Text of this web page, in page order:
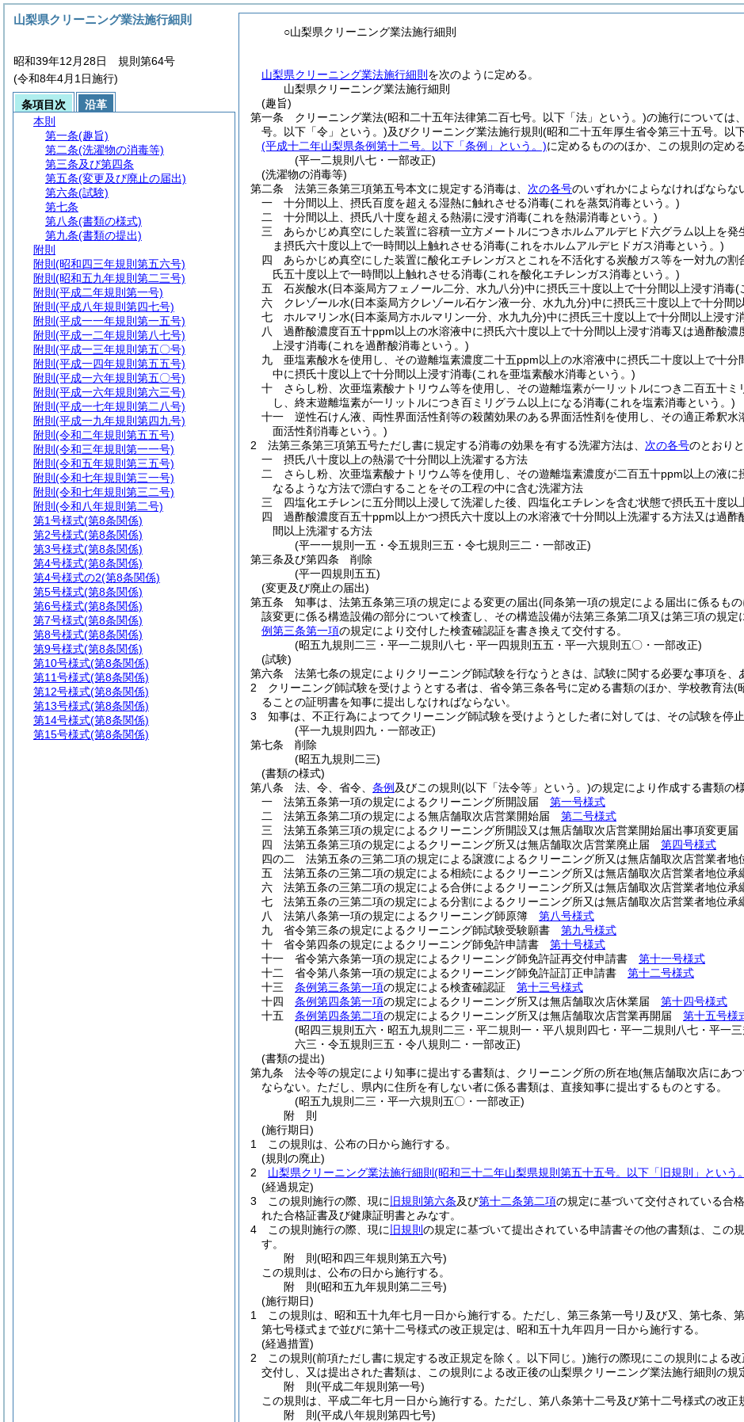
○山梨県クリーニング業法施行細則
山梨県クリーニング業法施行細則 を次のように定める。
山梨県クリーニング業法施行細則
(趣旨)
第一条
クリーニング業法(昭和二十五年法律第二百七号。以下「法」という。)の施行については
号。以下「令」という。)及びクリーニング業法施行規則 (昭和二十五年厚生省令第三十五号。以
(平成十二年山梨県条例第十二号。以下「条例」という。)に定めるもののほか、この規則の定め
(平一二規則八七・一部改正)
(洗濯物の消毒等)
第二条
法第三条第三項第五号本文に規定する消毒は、 次の各号のいずれかによらなければならな
一
十分間以上、摂氏百度を超える湿熱に触れさせる消毒(これを蒸気消毒という。)
二
十分間以上、摂氏八十度を超える熱湯に浸す消毒(これを熱湯消毒という。)
三
あらかじめ真空にした装置に容積一立方メートルにつきホルムアルデヒド六グラム以上を
ま摂氏六十度以上で一時間以上触れさせる消毒(これをホルムアルデヒドガス消毒という。)
四
あらかじめ真空にした装置に酸化エチレンガスとこれを不活化する炭酸ガス等を一対九の
氏五十度以上で一時間以上触れさせる消毒(これを酸化エチレンガス消毒という。)
五
石炭酸水(日本薬局方フェノール二分、水九八分)中に摂氏三十度以上で十分間以上浸す消毒(
六
クレゾール水(日本薬局方クレゾール石ケン液一分、水九九分)中に摂氏三十度以上で十分間
七
ホルマリン水(日本薬局方ホルマリン一分、水九九分)中に摂氏三十度以上で十分間以上浸す
八
過酢酸濃度百五十ppm以上の水溶液中に摂氏六十度以上で十分間以上浸す消毒又は過酢酸
上浸す消毒(これを過酢酸消毒という。)
九
亜塩素酸水を使用し、その遊離塩素濃度二十五ppm以上の水溶液中に摂氏二十度以上で十
中に摂氏十度以上で十分間以上浸す消毒(これを亜塩素酸水消毒という。)
十
さらし粉、次亜塩素酸ナトリウム等を使用し、その遊離塩素が一リットルにつき二百五十
し、終末遊離塩素が一リットルにつき百ミリグラム以上になる消毒(これを塩素消毒という。)
十一
逆性石けん液、両性界面活性剤等の殺菌効果のある界面活性剤を使用し、その適正希釈
面活性剤消毒という。)
2
法第三条第三項第五号ただし書に規定する消毒の効果を有する洗濯方法は、 次の各号のとおりと
一
摂氏八十度以上の熱湯で十分間以上洗濯する方法
二
さらし粉、次亜塩素酸ナトリウム等を使用し、その遊離塩素濃度が二百五十ppm以上の液
なるような方法で漂白することをその工程の中に含む洗濯方法
三
四塩化エチレンに五分間以上浸して洗濯した後、四塩化エチレンを含む状態で摂氏五十度
四
過酢酸濃度百五十ppm以上かつ摂氏六十度以上の水溶液で十分間以上洗濯する方法又は過
間以上洗濯する方法
(平一一規則一五・令五規則三五・令七規則三二・一部改正)
第三条及び第四条
削除
(平一四規則五五)
(変更及び廃止の届出)
第五条
知事は、法第五条第三項の規定による変更の届出(同条第一項の規定による届出に係るも
該変更に係る構造設備の部分について検査し、その構造設備が法第三条第二項又は第三項の規
例第三条第一項の規定により交付した検査確認証を書き換えて交付する。
(昭五九規則二三・平一二規則八七・平一四規則五五・平一六規則五〇・一部改正)
(試験)
第六条
法第七条の規定によりクリーニング師試験を行なうときは、試験に関する必要な事項を、
2
クリーニング師試験を受けようとする者は、省令第三条各号に定める書類のほか、学校教育法(
ることの証明書を知事に提出しなければならない。
3
知事は、不正行為によつてクリーニング師試験を受けようとした者に対しては、その試験を停
(平一九規則四九・一部改正)
第七条
削除
(昭五九規則二三)
(書類の様式)
第八条
法、令、省令、 条例 及びこの規則 (以下「法令等」という。)の規定により作成する書類の
一
法第五条第一項の規定によるクリーニング所開設届 第一号様式
二
法第五条第二項の規定による無店舗取次店営業開始届 第二号様式
三
法第五条第三項の規定によるクリーニング所開設又は無店舗取次店営業開始届出事項変更届
四
法第五条第三項の規定によるクリーニング所又は無店舗取次店営業廃止届 第四号様式
四の二
法第五条の三第二項の規定による譲渡によるクリーニング所又は無店舗取次店営業者
五
法第五条の三第二項の規定による相続によるクリーニング所又は無店舗取次店営業者地位
六
法第五条の三第二項の規定による合併によるクリーニング所又は無店舗取次店営業者地位
七
法第五条の三第二項の規定による分割によるクリーニング所又は無店舗取次店営業者地位
八
法第八条第一項の規定によるクリーニング師原簿 第八号様式
九
省令第三条の規定によるクリーニング師試験受験願書 第九号様式
十
省令第四条の規定によるクリーニング師免許申請書 第十号様式
十一
省令第六条第一項の規定によるクリーニング師免許証再交付申請書 第十一号様式
十二
省令第八条第一項の規定によるクリーニング師免許証訂正申請書 第十二号様式
十三
条例第三条第一項の規定による検査確認証 第十三号様式
十四
条例第四条第一項の規定によるクリーニング所又は無店舗取次店休業届 第十四号様式
十五
条例第四条第二項の規定によるクリーニング所又は無店舗取次店営業再開届 第十五号様
(昭四三規則五六・昭五九規則二三・平二規則一・平八規則四七・平一二規則八七・平一
六三・令五規則三五・令八規則二・一部改正)
(書類の提出)
第九条
法令等の規定により知事に提出する書類は、クリーニング所の所在地(無店舗取次店にあ
ならない。 ただし、県内に住所を有しない者に係る書類は、直接知事に提出するものとする。
(昭五九規則二三・平一六規則五〇・一部改正)
附 則
(施行期日)
1
この規則は、公布の日から施行する。
(規則の廃止)
2
山梨県クリーニング業法施行細則 (昭和三十二年山梨県規則第五十五号。以下「旧規則」という
(経過規定)
3
この規則施行の際、現に 旧規則第六条及び第十二条第二項の規定に基づいて交付されている合
れた合格証書及び健康証明書とみなす。
4
この規則施行の際、現に 旧規則 の規定に基づいて提出されている申請書その他の書類は、この
す。
附 則(昭和四三年規則第五六号)
この規則は、公布の日から施行する。
附 則(昭和五九年規則第二三号)
(施行期日)
1
この規則は、昭和五十九年七月一日から施行する。 ただし、第三条第一号リ及び又、第七条、
第七号様式まで並びに第十二号様式の改正規定は、昭和五十九年四月一日から施行する。
(経過措置)
2
この規則 (前項ただし書に規定する改正規定を除く。以下同じ。)施行の際現にこの規則による
交付し、又は提出された書類は、この規則による改正後の山梨県クリーニング業法施行細則の規
附 則(平成二年規則第一号)
この規則は、平成二年七月一日から施行する。 ただし、第八条第十二号及び第十二号様式の改正
附 則(平成八年規則第四七号)
山梨県クリーニング業法施行細則
昭和39年12月28日 規則第64号
(令和8年4月1日施行)
条項目次
沿革
本則
第一条(趣旨)
第二条(洗濯物の消毒等)
第三条及び第四条
第五条(変更及び廃止の届出)
第六条(試験)
第七条
第八条(書類の様式)
第九条(書類の提出)
附則
附則 (昭和四三年規則第五六号)
附則 (昭和五九年規則第二三号)
附則 (平成二年規則第一号)
附則 (平成八年規則第四七号)
附則 (平成一一年規則第一五号)
附則 (平成一二年規則第八七号)
附則 (平成一三年規則第五〇号)
附則 (平成一四年規則第五五号)
附則 (平成一六年規則第五〇号)
附則 (平成一六年規則第六三号)
附則 (平成一七年規則第二八号)
附則 (平成一九年規則第四九号)
附則 (令和二年規則第五五号)
附則 (令和三年規則第一一号)
附則 (令和五年規則第三五号)
附則 (令和七年規則第三一号)
附則 (令和七年規則第三二号)
附則 (令和八年規則第二号)
第1号様式(第8条関係)
第2号様式(第8条関係)
第3号様式(第8条関係)
第4号様式(第8条関係)
第4号様式の2(第8条関係)
第5号様式(第8条関係)
第6号様式(第8条関係)
第7号様式(第8条関係)
第8号様式(第8条関係)
第9号様式(第8条関係)
第10号様式(第8条関係)
第11号様式(第8条関係)
第12号様式(第8条関係)
第13号様式(第8条関係)
第14号様式(第8条関係)
第15号様式(第8条関係)